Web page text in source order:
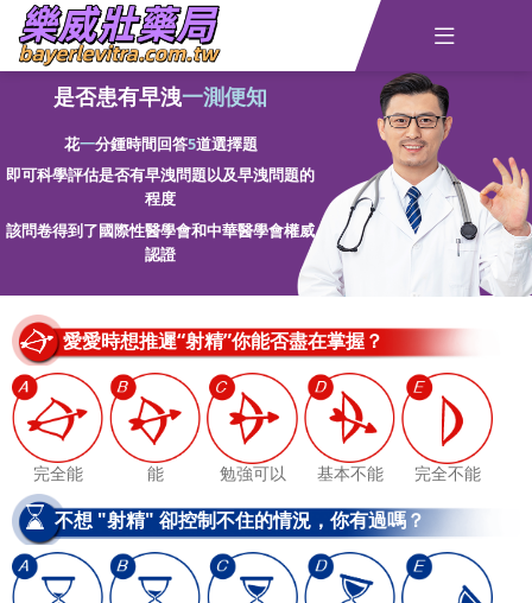

主頁
資訊 線上留言
全部藥品
是否患有早洩一測便知
花一分鍾時間回答5道選擇題
即可科學評估是否有早洩問題以及早洩問題的
程度
該問卷得到了國際性醫學會和中華醫學會權威
認證
愛愛時想推遲“射精”你能否盡在掌握？
完全能 能 勉強可以 基本不能 完全不能
不想 "射精" 卻控制不住的情況，你有過嗎？